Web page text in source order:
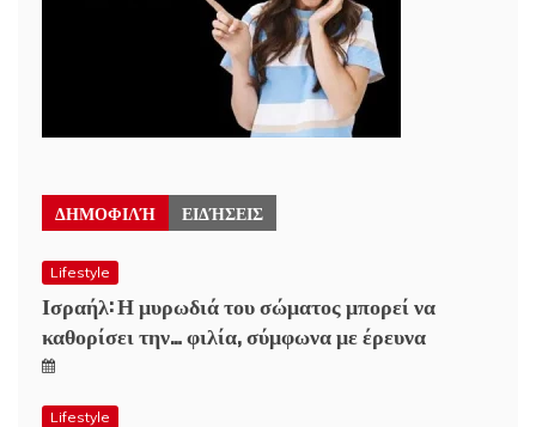
ΔΗΜΟΦΙΛΉ ΕΙΔΉΣΕΙΣ
Lifestyle
Ισραήλ: Η μυρωδιά του σώματος μπορεί να
καθορίσει την… φιλία, σύμφωνα με έρευνα
Lifestyle